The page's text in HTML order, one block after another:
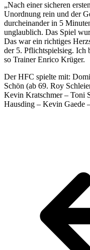
„Nach einer sicheren
Unordnung rein und der
durcheinander in 5
unglaublich. Das Spiel
Das war ein richtiges
der 5. Pflichtspielsieg. Ich
so Trainer Enrico Krüger.
Der HFC spielte mit:
Schön (ab 69. Roy
Kevin Kratschmer – Toni
Hausding – Kevin Gaede